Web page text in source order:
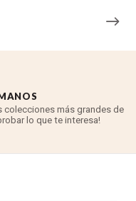
colecciones más grandes de
lo que te interesa!